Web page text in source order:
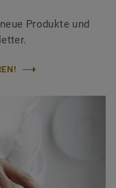
Produkte und